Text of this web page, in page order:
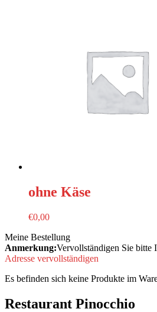
ohne Käse
€0,00
Meine Bestellung
Anmerkung:Vervollständigen Sie bitte
Adresse vervollständigen
Es befinden sich keine Produkte im
Restaurant Pinocchio